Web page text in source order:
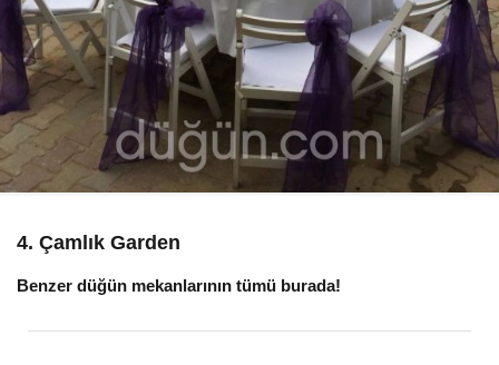
4. Çamlık Garden
Benzer düğün mekanlarının tümü burada!